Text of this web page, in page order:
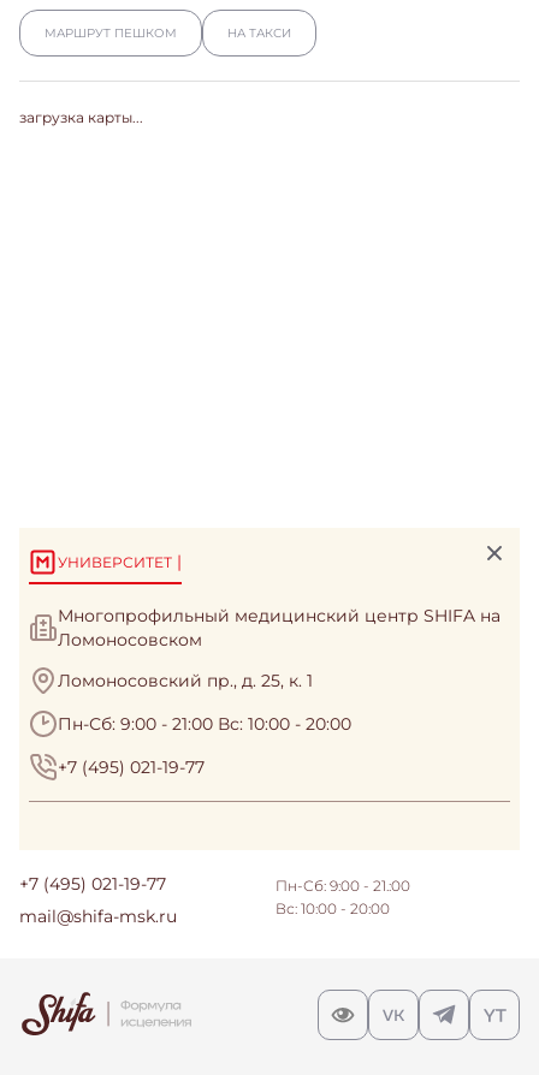
МАРШРУТ ПЕШКОМ НА ТАКСИ
загрузка карты...
УНИВЕРСИТЕТ |
Многопрофильный медицинский центр SHIFA на
Ломоносовском
Ломоносовский пр., д. 25, к. 1
Пн-Сб: 9:00 - 21:00 Вс: 10:00 - 20:00
+7 (495) 021-19-77
+7 (495) 021-19-77
mail@shifa-msk.ru
Пн-Сб: 9:00 - 21.:00
Вс: 10:00 - 20:00